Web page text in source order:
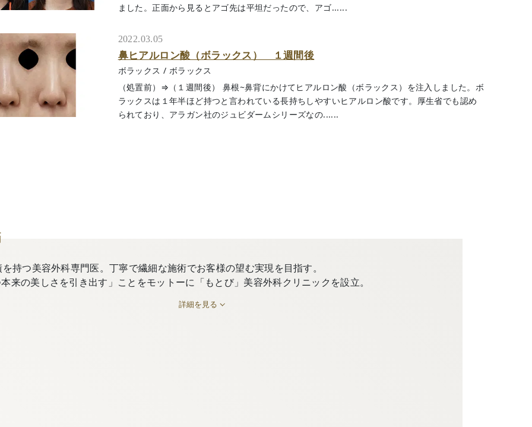
ました。正面から見るとアゴ先は平坦だったので、アゴ......
2022.03.05
鼻ヒアルロン酸（ボラックス） １週間後
ボラックス / ボラックス
（処置前）⇒（１週間後） 鼻根~鼻背にかけてヒアルロン酸（ボラックス）を注入しました。ボ
ラックスは１年半ほど持つと言われている長持ちしやすいヒアルロン酸です。厚生省でも認め
られており、アラガン社のジュビダームシリーズなの......
持つ美容外科専門医。丁寧で繊細な施術でお客様の望む実現を目指す。
来の美しさを引き出す」ことをモットーに「もとび」美容外科クリニックを設立。
詳細を見る